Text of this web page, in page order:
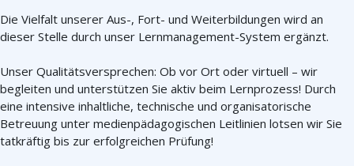
Die Vielfalt unserer Aus-, Fort- und Weiterbildungen wird an
dieser Stelle durch unser Lernmanagement-System ergänzt.
Unser Qualitätsversprechen: Ob vor Ort oder virtuell – wir
begleiten und unterstützen Sie aktiv beim Lernprozess! Durch
eine intensive inhaltliche, technische und organisatorische
Betreuung unter medienpädagogischen Leitlinien lotsen wir Sie
tatkräftig bis zur erfolgreichen Prüfung!